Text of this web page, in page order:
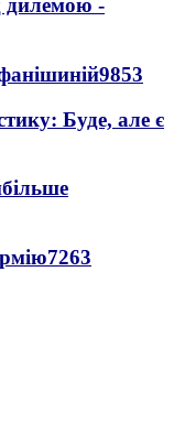
дилемою -
9853
Буде, але є
7263